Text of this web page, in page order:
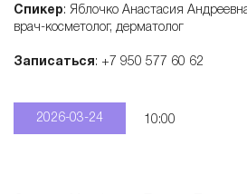
Спикер: Яблочко Анастасия
врач-косметолог, дерматолог
Записаться: +7 950 577 60 62
2026-03-24 10:00